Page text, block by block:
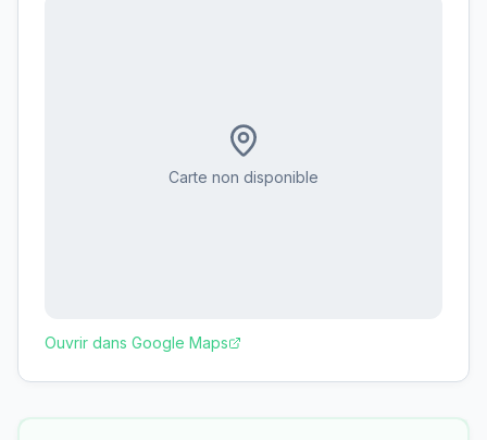
Carte non disponible
Ouvrir dans Google Maps